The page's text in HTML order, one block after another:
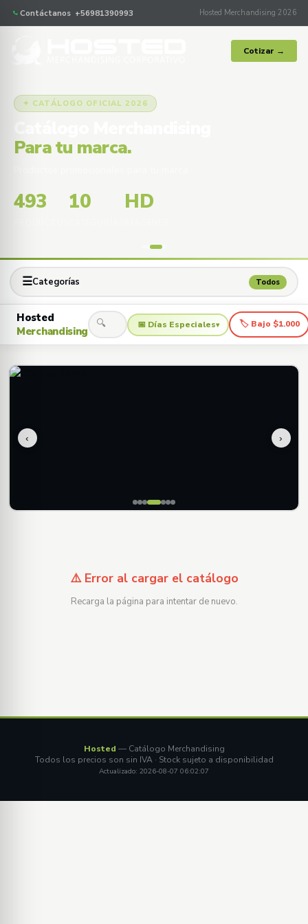
Contáctanos +56981390993 Hosted Merchandising 2026
Cotizar →
✦ CATÁLOGO OFICIAL 2026
Para tu marca.
493 10 HD
☰Categorías Todos
Hosted
Merchandising
🔍 📅 Días Especiales▾ 🏷 Bajo $1.000
‹ ›
⚠️ Error al cargar el catálogo
Recarga la página para intentar de nuevo.
Hosted — Catálogo Merchandising
Todos los precios son sin IVA · Stock sujeto a disponibilidad
Actualizado: 2026-08-07 06:02:07